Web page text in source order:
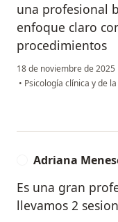
una profesional
enfoque claro
procedimientos
18 de noviembre de 2025
• Psicología clínica y de
Adriana
Es una gran
llevamos 2